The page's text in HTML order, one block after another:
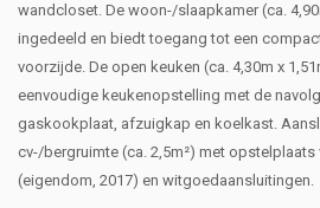
wandcloset. De woon-/slaapkamer (ca.
ingedeeld en biedt toegang tot een
voorzijde. De open keuken (ca. 4,30m x
eenvoudige keukenopstelling met de
gaskookplaat, afzuigkap en koelkast.
cv-/bergruimte (ca. 2,5m²) met
(eigendom, 2017) en witgoedaansluitingen.